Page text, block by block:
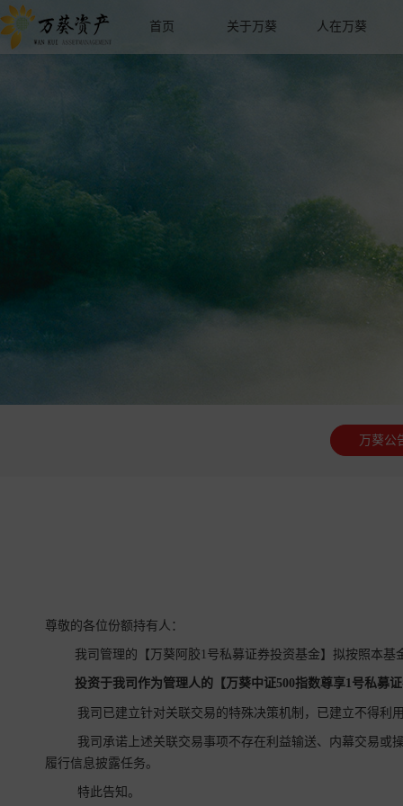
首页 关于万葵 人在万葵
万葵公
尊敬的各位份额持有人：
我司管理的【万葵阿胶1号私募证券投资基金】拟按照本
投资于我司作为管理人的【 万葵中证500指数尊享1号私募
我司已建立针对关联交易的特殊决策机制，已建立不得利
我司承诺上述关联交易事项不存在利益输送、内幕交易或
履行信息披露任务。
特此告知。